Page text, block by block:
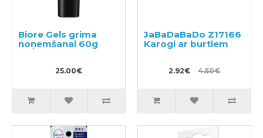
Biore Gels grima
noņemšanai 60g
25.00€
JaBaDaBaDo Z17166
Karogi ar burtiem
2.92€ 4.50€